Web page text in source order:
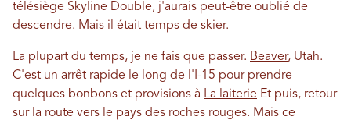
télésiège Skyline Double, j'aurais peut-être oublié de
descendre. Mais il était temps de skier.
La plupart du temps, je ne fais que passer. Beaver, Utah.
C'est un arrêt rapide le long de l'I-15 pour prendre
quelques bonbons et provisions à La laiterie Et puis, retour
sur la route vers le pays des roches rouges. Mais ce